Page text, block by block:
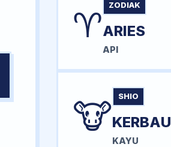
♈ ZODIAK
ARIES
API
🐮 SHIO
KERBAU
KAYU